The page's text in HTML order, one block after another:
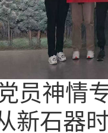
员神情
新石器